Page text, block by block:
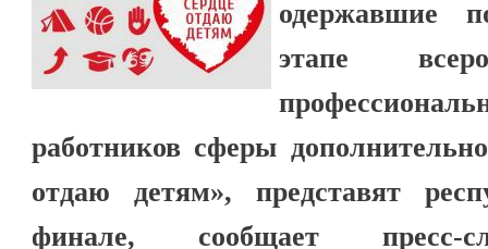
одержавшие
этапе
работников сферы
отдаю детям», представят
финале, сообщает пресс-